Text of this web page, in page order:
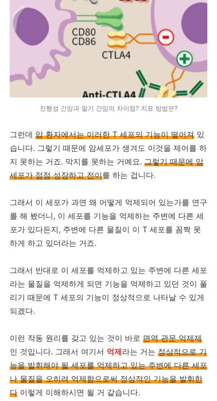
진행성 간암과 말기 간암의 차이점? 치료 방법은?
그런데 암 환자에서는 이러한 T 세포의 기능이 떨어져 있
습니다. 그렇기 때문에 암세포가 생겨도 이것을 제어를 하
지 못하는 거죠. 막지를 못하는 거예요. 그렇기 때문에 암
세포가 점점 성장하고 전이를 하는 겁니다.
그래서 이 세포가 과연 왜 어떻게 억제되어 있는가를 연구
를 해 봤더니, 이 세포를 기능을 억제하는 주변에 다른 세
포가 있다든지, 주변에 다른 물질이 이 T 세포를 꼼짝 못
하게 하고 있더라는 거죠.
그래서 반대로 이 세포를 억제하고 있는 주변에 다른 세포
라는 물질을 억제하게 되면 기능을 억제하고 있던 것이 풀
리기 때문에 T 세포의 기능이 정상적으로 나타날 수 있게
되겠다.
이런 작동 원리를 갖고 있는 것이 바로 면역 관문 억제제
인 것입니다. 그래서 여기서 억제라는 거는 정상적으로 기
능을 발휘해야 될 세포를 억제하고 있는 주변에 다른 세포
나 물질을 오히려 억제함으로써 정상적인 기능을 발휘한
다 이렇게 이해하시면 될 거 같습니다.